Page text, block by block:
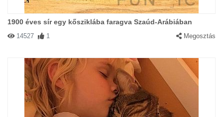
1900 éves sír egy kősziklába faragva Szaúd-Arábiában
14527 1 Megosztás